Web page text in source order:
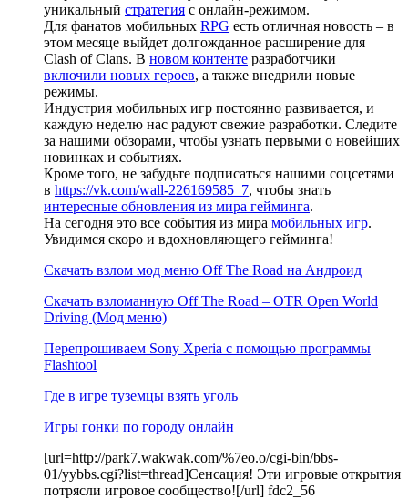
уникальный стратегия с онлайн-режимом.
Для фанатов мобильных RPG есть отличная новость – в
этом месяце выйдет долгожданное расширение для
Clash of Clans. В новом контенте разработчики
включили новых героев, а также внедрили новые
режимы.
Индустрия мобильных игр постоянно развивается, и
каждую неделю нас радуют свежие разработки. Следите
за нашими обзорами, чтобы узнать первыми о новейших
новинках и событиях.
Кроме того, не забудьте подписаться нашими соцсетями
в https://vk.com/wall-226169585_7, чтобы знать
интересные обновления из мира гейминга.
На сегодня это все события из мира мобильных игр.
Увидимся скоро и вдохновляющего гейминга!
Скачать взлом мод меню Off The Road на Андроид
Скачать взломанную Off The Road – OTR Open World
Driving (Мод меню)
Перепрошиваем Sony Xperia с помощью программы
Flashtool
Где в игре туземцы взять уголь
Игры гонки по городу онлайн
[url=http://park7.wakwak.com/%7eo.o/cgi-bin/bbs-
01/yybbs.cgi?list=thread]Сенсация! Эти игровые открытия
потрясли игровое сообщество![/url] fdc2_56